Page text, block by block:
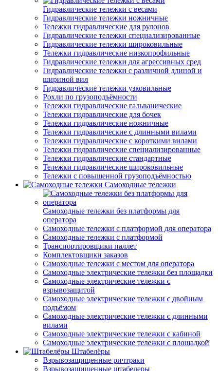
Гидравлические тележки с весами
Гидравлические тележки ножничные
Тележки гидравлические для рулонов
Гидравлические тележки специализированные
Гидравлические тележки широковильные
Тележки гидравлические низкопрофильные
Гидравлические тележки для агрессивных сред
Гидравлические тележки с различной длиной и
шириной вил
Гидравлические тележки узковильные
Рохли по грузоподъёмности
Тележки гидравлические гальванические
Тележки гидравлические для бочек
Тележки гидравлические ножничные
Тележки гидравлические с длинными вилами
Тележки гидравлические с короткими вилами
Тележки гидравлические специализированные
Тележки гидравлические стандартные
Тележки гидравлические широковильные
Тележки с повышенной грузоподъёмностью
Самоходные тележки
Самоходные тележки без платформы для
оператора
Самоходные тележки с платформой для оператора
Самоходные тележки с платформой
Транспортировщики паллет
Комплектовщики заказов
Самоходные тележки с местом для оператора
Самоходные электрические тележки без площадки
Самоходные электрические тележки с
взрывозащитой
Самоходные электрические тележки с двойным
подъёмом
Самоходные электрические тележки с длинными
вилами
Самоходные электрические тележки с кабиной
Самоходные электрические тележки с площадкой
Штабелёры
Взрывозащищенные ричтраки
Взрывозащищенные штабелеры